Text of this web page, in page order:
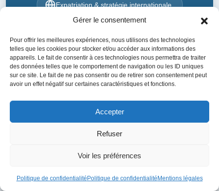
Gérer le consentement
Pour offrir les meilleures expériences, nous utilisons des technologies
telles que les cookies pour stocker et/ou accéder aux informations des
appareils. Le fait de consentir à ces technologies nous permettra de traiter
des données telles que le comportement de navigation ou les ID uniques
sur ce site. Le fait de ne pas consentir ou de retirer son consentement peut
avoir un effet négatif sur certaines caractéristiques et fonctions.
Accepter
Refuser
Voir les préférences
Politique de confidentialité Politique de confidentialité Mentions légales
Expatriation & stratégie internationale
Prendre rendez-vous
Découvrir nos expertises
+20 ans d'expertise patrimoniale
Approche globale et indépendante
Conseiller indépendant certifié